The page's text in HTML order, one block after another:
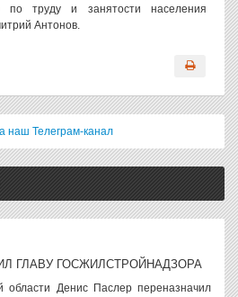
по труду и занятости населения
Антонов.
наш Телеграм-канал
ГЛАВУ ГОСЖИЛСТРОЙНАДЗОРА
области Денис Паслер переназначил